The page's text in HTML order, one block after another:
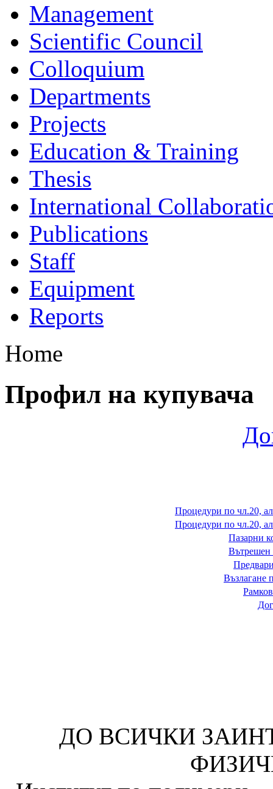
Management
Scientific Council
Colloquium
Departments
Projects
Education & Training
Thesis
International
Publications
Staff
Equipment
Reports
Home
Профил на купувача
Процедури по чл.20,
Процедури по чл.20,
Пазарни
Вътрешен
Възлагане
ДО ВСИЧКИ